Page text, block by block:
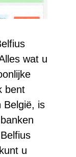
wat u
bent
België, is
u